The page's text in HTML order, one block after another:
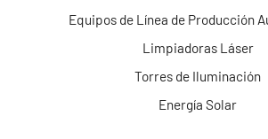
Equipos de Línea de Producción
Limpiadoras Láser
Torres de Iluminación
Energía Solar